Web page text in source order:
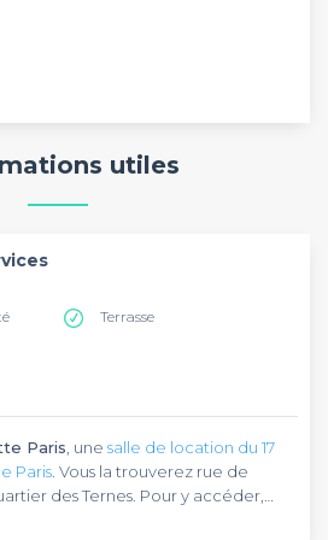
utiles
Terrasse
Paris , une salle de location du 17
Paris . Vous la trouverez rue de
des Ternes. Pour y accéder,
2 et 6 du métro et descendez à la